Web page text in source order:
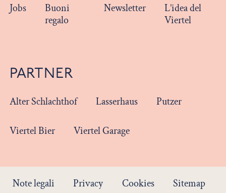
Jobs
Buoni
regalo
Newsletter
L’idea del
Viertel
PARTNER
Alter Schlachthof Lasserhaus Putzer
Viertel Bier Viertel Garage
Note legali Privacy Cookies Sitemap